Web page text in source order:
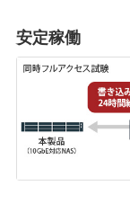
安定稼働